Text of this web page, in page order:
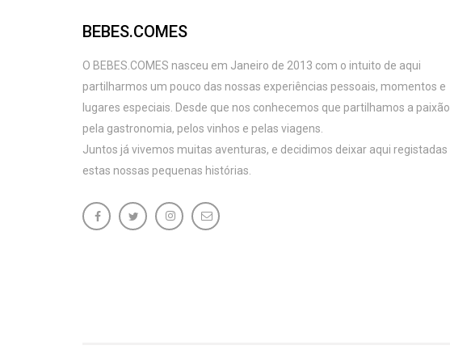
BEBES.COMES
O BEBES.COMES nasceu em Janeiro de 2013 com o intuito de aqui
partilharmos um pouco das nossas experiências pessoais, momentos e
lugares especiais. Desde que nos conhecemos que partilhamos a paixão
pela gastronomia, pelos vinhos e pelas viagens.
Juntos já vivemos muitas aventuras, e decidimos deixar aqui registadas
estas nossas pequenas histórias.